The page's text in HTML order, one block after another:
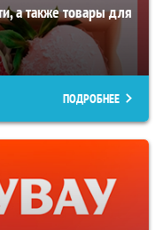
а также товары для
ПОДРОБНЕЕ